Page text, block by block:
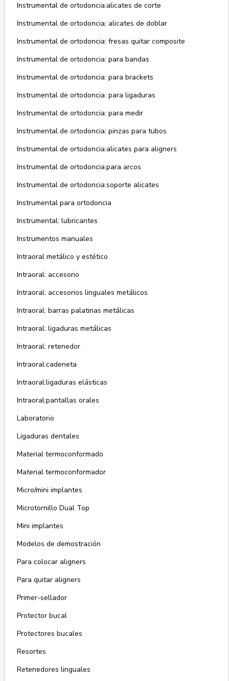
Instrumental de ortodoncia:alicates de corte
Instrumental de ortodoncia: alicates de doblar
Instrumental de ortodoncia: fresas quitar composite
Instrumental de ortodoncia: para bandas
Instrumental de ortodoncia: para brackets
Instrumental de ortodoncia: para ligaduras
Instrumental de ortodoncia: para medir
Instrumental de ortodoncia: pinzas para tubos
Instrumental de ortodoncia:alicates para aligners
Instrumental de ortodoncia:para arcos
Instrumental de ortodoncia:soporte alicates
Instrumental para ortodoncia
Instrumental: lubricantes
Instrumentos manuales
Intraoral metálico y estético
Intraoral: accesorio
Intraoral: accesorios linguales metálicos
Intraoral: barras palatinas metálicas
Intraoral: ligaduras metálicas
Intraoral: retenedor
Intraoral:cadeneta
Intraoral:ligaduras elásticas
Intraoral:pantallas orales
Laboratorio
Ligaduras dentales
Material termoconformado
Material termoconformador
Micro/mini implantes
Microtornillo Dual Top
Mini implantes
Modelos de demostración
Para colocar aligners
Para quitar aligners
Primer-sellador
Protector bucal
Protectores bucales
Resortes
Retenedores linguales